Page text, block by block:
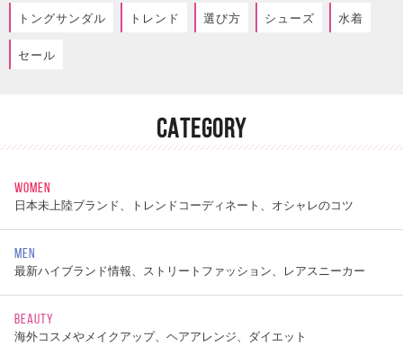
トングサンダル トレンド 選び方 シューズ 水着
セール
CATEGORY
WOMEN
日本未上陸ブランド、トレンドコーディネート、オシャレのコツ
MEN
最新ハイブランド情報、ストリートファッション、レアスニーカー
BEAUTY
海外コスメやメイクアップ、ヘアアレンジ、ダイエット